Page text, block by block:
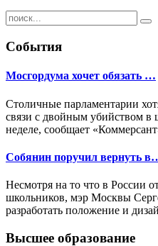
События
Мосгордума хочет обязать …
Столичные парламентарии
связи с двойным убийством
неделе, сообщает
Собянин поручил вернуть
Несмотря на то что в России
школьников, мэр Москвы
разработать положение и
Высшее образование